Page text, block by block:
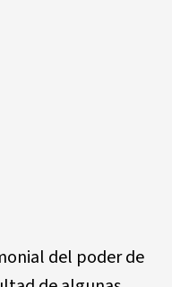
del poder de